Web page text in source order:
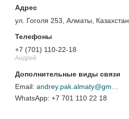
ул. Гоголя 253, Алматы, Казахстан
+7 (701) 110-22-18
Андрей
+7 701 110 22 18